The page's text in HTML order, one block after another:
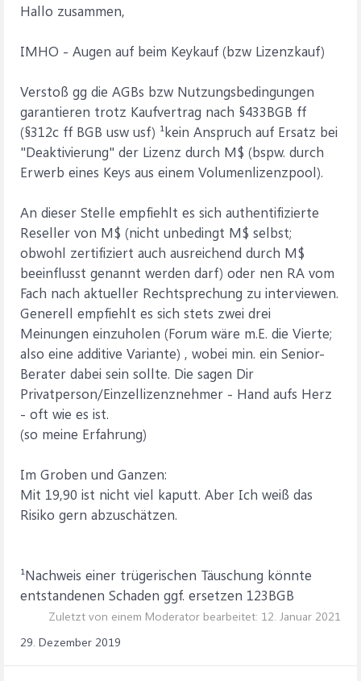
Auch das Bild mit "telefonischem Kundenservice 24/7"
nirgendwo eine Telefonnummer angegeben bzw. habe
ich sie nicht finden können.
Ulrich
Hallo zusammen,
IMHO - Augen auf beim Keykauf (bzw Lizenzkauf)
Verstoß gg die AGBs bzw Nutzungsbedingungen
garantieren trotz Kaufvertrag nach §433BGB ff
(§312c ff BGB usw usf) ¹kein Anspruch auf Ersatz bei
"Deaktivierung" der Lizenz durch M$ (bspw. durch
Erwerb eines Keys aus einem Volumenlizenzpool).
An dieser Stelle empfiehlt es sich authentifizierte
Reseller von M$ (nicht unbedingt M$ selbst;
obwohl zertifiziert auch ausreichend durch M$
beeinflusst genannt werden darf) oder nen RA vom
Fach nach aktueller Rechtsprechung zu interviewen.
Generell empfiehlt es sich stets zwei drei
Meinungen einzuholen (Forum wäre m.E. die Vierte;
also eine additive Variante) , wobei min. ein Senior-
Berater dabei sein sollte. Die sagen Dir
Privatperson/Einzellizenznehmer - Hand aufs Herz
- oft wie es ist.
(so meine Erfahrung)
Im Groben und Ganzen:
Mit 19,90 ist nicht viel kaputt. Aber Ich weiß das
Risiko gern abzuschätzen.
¹Nachweis einer trügerischen Täuschung könnte
entstandenen Schaden ggf. ersetzen 123BGB
Zuletzt von einem Moderator bearbeitet: 12. Januar 2021
29. Dezember 2019